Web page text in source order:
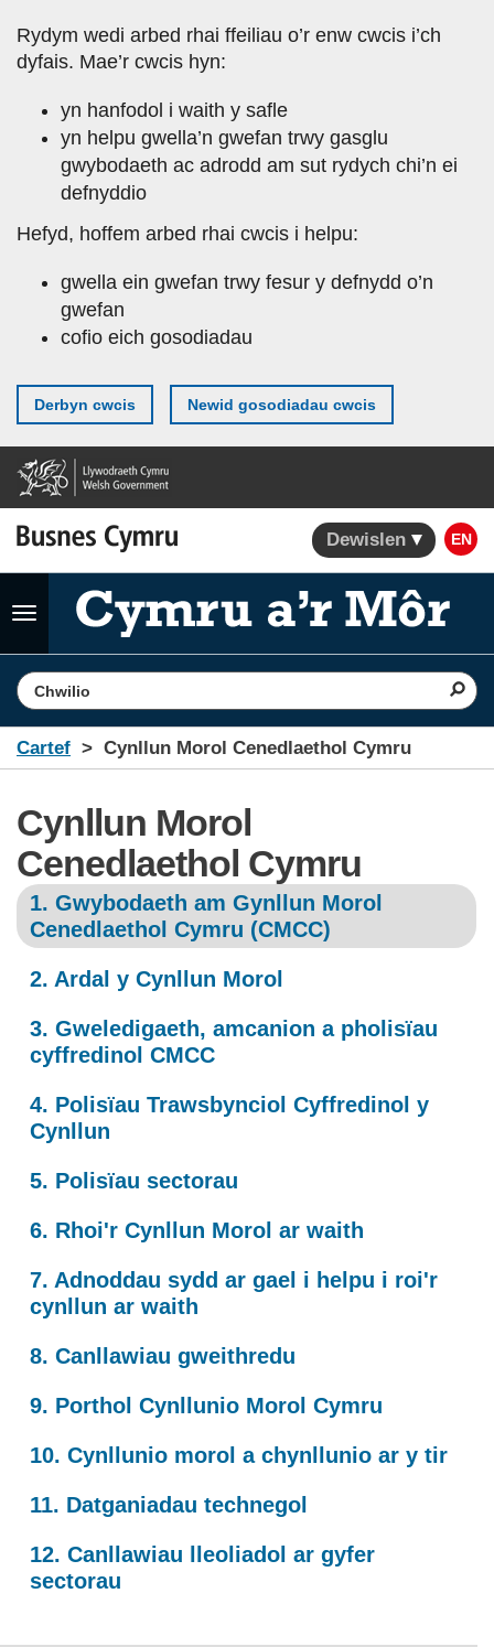
main
Rydym wedi arbed rhai ffeiliau o’r enw cwcis i’ch
dyfais. Mae’r cwcis hyn:
yn hanfodol i waith y safle
yn helpu gwella’n gwefan trwy gasglu
gwybodaeth ac adrodd am sut rydych chi’n ei
defnyddio
Hefyd, hoffem arbed rhai cwcis i helpu:
gwella ein gwefan trwy fesur y defnydd o’n
gwefan
cofio eich gosodiadau
Derbyn cwcis Newid gosodiadau cwcis
Dewislen EN
Toggle
Search the website
Cartef Cynllun Morol Cenedlaethol Cymru
Cynllun Morol
Cenedlaethol Cymru
1. Gwybodaeth am Gynllun Morol
Cenedlaethol Cymru (CMCC)
2. Ardal y Cynllun Morol
3. Gweledigaeth, amcanion a pholisïau
cyffredinol CMCC
4. Polisïau Trawsbynciol Cyffredinol y
Cynllun
5. Polisïau sectorau
6. Rhoi'r Cynllun Morol ar waith
7. Adnoddau sydd ar gael i helpu i roi'r
cynllun ar waith
8. Canllawiau gweithredu
9. Porthol Cynllunio Morol Cymru
10. Cynllunio morol a chynllunio ar y tir
11. Datganiadau technegol
12. Canllawiau lleoliadol ar gyfer
sectorau